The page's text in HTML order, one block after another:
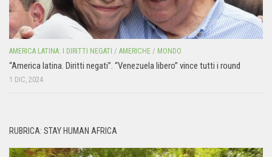
AMERICA LATINA: I DIRITTI NEGATI / AMERICHE / MONDO
“America latina. Diritti negati”. “Venezuela libero” vince tutti i round
1 DIC, 2024
RUBRICA: STAY HUMAN AFRICA